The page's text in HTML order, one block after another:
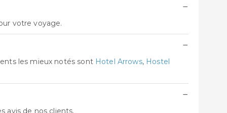
−
votre voyage.
−
les mieux notés sont Hotel Arrows, Hostel
−
avis de nos clients.